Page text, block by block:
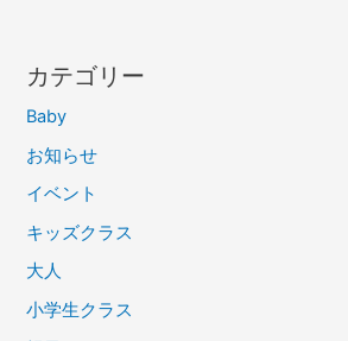
カテゴリー
Baby
お知らせ
イベント
キッズクラス
大人
小学生クラス